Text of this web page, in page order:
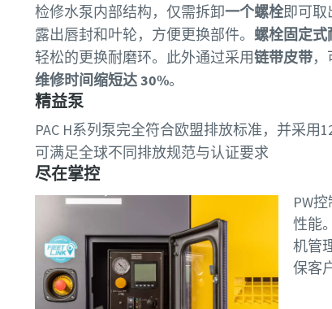
检修水泵内部结构，仅需拆卸一个螺栓即可取
露出唇封和叶轮，方便更换部件。螺栓固定式
轻松的更换耐磨环。此外通过采用链带皮带
维修时间缩短达 30%。
精益泵
PAC H系列泵完全符合欧盟排放标准，并采用
可满足全球不同排放规范与认证要求
尽在掌控
PW
性能
机管
保客